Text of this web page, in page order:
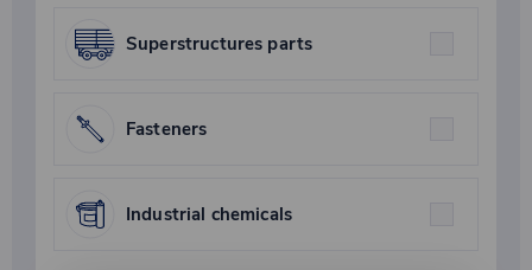
Superstructures parts
Fasteners
Industrial chemicals